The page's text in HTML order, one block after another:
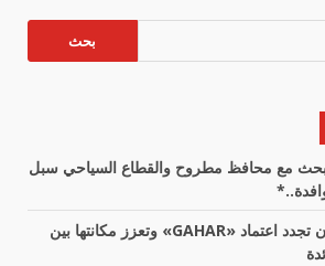
يبحث مع محافظ مطروح والقطاع السياحي سبل
مستشفى مصر للطيران تجدد اعتماد «GAHAR» وتعزز مكانتها بين